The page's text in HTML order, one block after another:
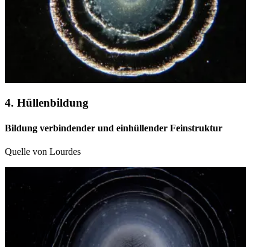
4. Hüllenbildung
Bildung verbindender und einhüllender Feinstruktur
Quelle von Lourdes